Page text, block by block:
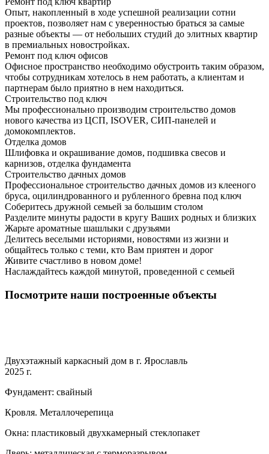
Опыт, накопленный в ходе успешной реализации сотни
проектов, позволяет нам с уверенностью браться за самые
разные объекты — от небольших студий до элитных квартир
в премиальных новостройках.
Ремонт под ключ офисов
Офисное пространство необходимо обустроить таким образом,
чтобы сотрудникам хотелось в нем работать, а клиентам и
партнерам было приятно в нем находиться.
Строительство под ключ
Мы профессионально производим строительство домов
нового качества из ЦСП, ISOVER, СИП-панелей и
домокомплектов.
Отделка домов
Шлифовка и окрашивание домов, подшивка свесов и
карнизов, отделка фундамента
Строительство дачных домов
Профессиональное строительство дачных домов из клееного
бруса, оцилиндрованного и рубленного бревна под ключ
Соберитесь дружной семьей за большим столом
Разделите минуты радости в кругу Ваших родных и близких
Жарьте ароматные шашлыки с друзьями
Делитесь веселыми историями, новостями из жизни и
общайтесь только с теми, кто Вам приятен и дорог
Живите счастливо в новом доме!
Наслаждайтесь каждой минутой, проведенной с семьей
Посмотрите наши построенные объекты
Двухэтажный каркасный дом в г. Ярославль
2025 г.
Фундамент: свайный
Кровля. Металлочерепица
Окна: пластиковый двухкамерный стеклопакет